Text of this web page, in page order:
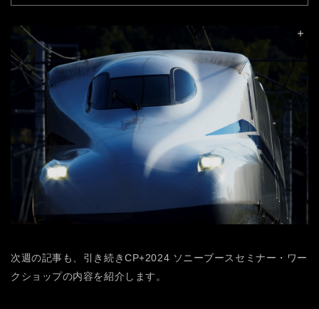
次週の記事も、引き続きCP+2024 ソニーブースセミナー・ワー
クショップの内容を紹介します。